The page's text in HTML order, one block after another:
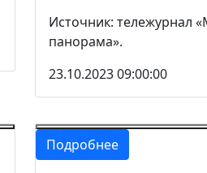
Источник: тележурнал
панорама».
23.10.2023 09:00:00
Подробнее